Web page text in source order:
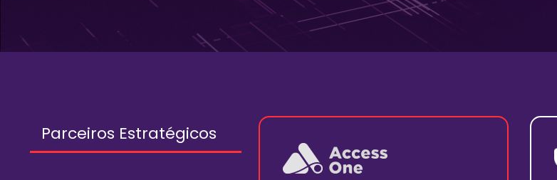
Parceiros Estratégicos